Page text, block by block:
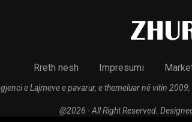
Rreth nesh Impresumi
e Lajmeve e pavarur, e themeluar në vitin
@2026 - All Right Reserved.